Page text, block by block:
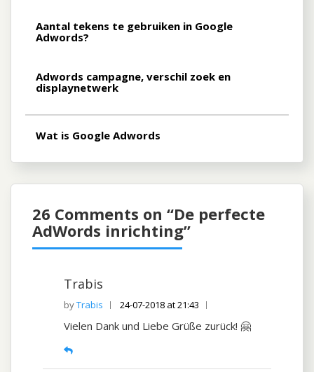
Aantal tekens te gebruiken in Google
Adwords?
Adwords campagne, verschil zoek en
displaynetwerk
Wat is Google Adwords
26 Comments on “De perfecte
AdWords inrichting”
Trabis
Trabis 24-07-2018 at 21:43
Vielen Dank und Liebe Grüße zurück! 🤗